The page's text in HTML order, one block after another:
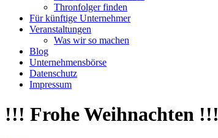
Thronfolger finden
Für künftige Unternehmer
Veranstaltungen
Was wir so machen
Blog
Unternehmensbörse
Datenschutz
Impressum
!!! Frohe Weihnachten !!!